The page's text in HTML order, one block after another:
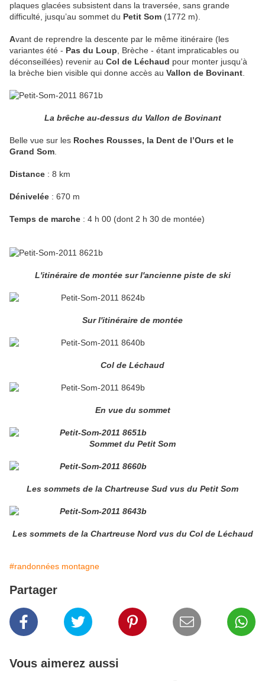
plaques glacées subsistent dans la traversée, sans grande
difficulté, jusqu’au sommet du Petit Som (1772 m).
Avant de reprendre la descente par le même itinéraire (les
variantes été - Pas du Loup , Brèche - étant impraticables ou
déconseillées) revenir au Col de Léchaud pour monter jusqu’à
la brèche bien visible qui donne accès au Vallon de Bovinant
La brêche au-dessus du Vallon de Bovinant
Belle vue sur les Roches Rousses, la Dent de l’Ours et le
Grand Som
Distance : 8 km
Dénivelée : 670 m
Temps de marche : 4 h 00 (dont 2 h 30 de montée)
L'itinéraire de montée sur l'ancienne piste de ski
Sur l'itinéraire de montée
Col de Léchaud
En vue du sommet
Sommet du Petit Som
Les sommets de la Chartreuse Sud vus du Petit Som
Les sommets de la Chartreuse Nord vus du Col de Léchaud
#randonnées montagne
Partager
Vous aimerez aussi